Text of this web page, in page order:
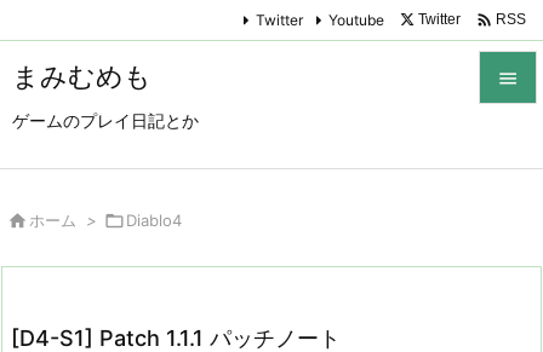
まみむめも
ゲームのプレイ日記とか

Twitter Youtube Twitter  RSS
 ホーム > Diablo4
[D4-S1] Patch 1.1.1 パッチノート